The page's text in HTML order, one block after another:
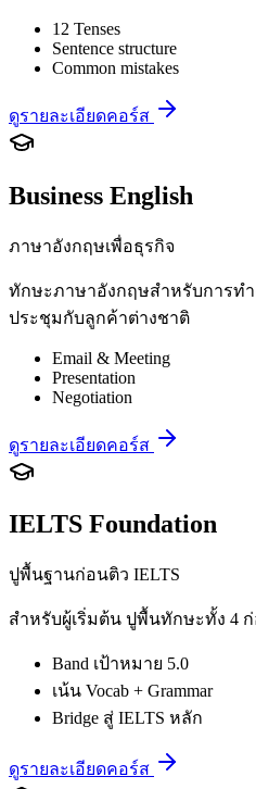
12 Tenses
Sentence structure
Common mistakes
ดูรายละเอียดคอร์ส
Business English
ภาษาอังกฤษเพื่อธุรกิจ
ทักษะภาษาอังกฤษสำหรับการทำ
ประชุมกับลูกค้าต่างชาติ
Email & Meeting
Presentation
Negotiation
ดูรายละเอียดคอร์ส
IELTS Foundation
ปูพื้นฐานก่อนติว IELTS
สำหรับผู้เริ่มต้น ปูพื้นทักษะทั้ง 4
Band เป้าหมาย 5.0
เน้น Vocab + Grammar
Bridge สู่ IELTS หลัก
ดูรายละเอียดคอร์ส